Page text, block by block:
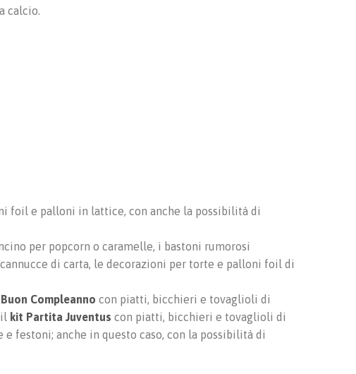
calcio.
foil e palloni in lattice, con anche la possibilità di
per popcorn o caramelle, i bastoni rumorosi
di carta, le decorazioni per torte e palloni foil di
Compleanno con piatti, bicchieri e tovaglioli di
kit Partita Juventus con piatti, bicchieri e tovaglioli di
festoni; anche in questo caso, con la possibilità di